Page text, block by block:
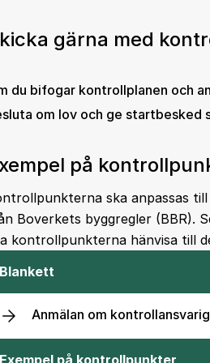
gärna med
du bifogar kontrollplanen och
om lov och ge startbesked
på
ska anpassas
Boverkets byggregler (BBR).
kontrollpunkterna hänvisa till
Blankett
Anmälan om
Exempel på kontrollpunkter